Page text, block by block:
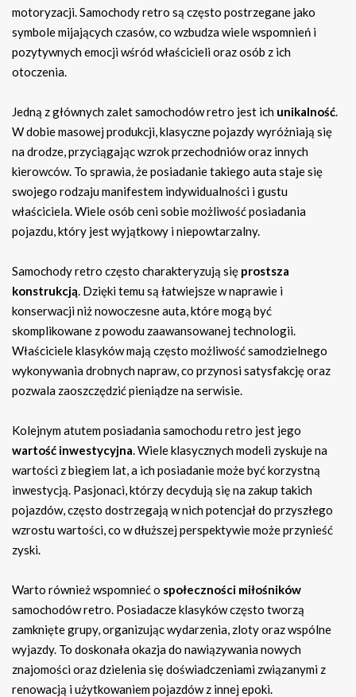
motoryzacji. Samochody retro są często postrzegane jako
symbole mijających czasów, co wzbudza wiele wspomnień i
pozytywnych emocji wśród właścicieli oraz osób z ich
otoczenia.
Jedną z głównych zalet samochodów retro jest ich unikalność.
W dobie masowej produkcji, klasyczne pojazdy wyróżniają się
na drodze, przyciągając wzrok przechodniów oraz innych
kierowców. To sprawia, że posiadanie takiego auta staje się
swojego rodzaju manifestem indywidualności i gustu
właściciela. Wiele osób ceni sobie możliwość posiadania
pojazdu, który jest wyjątkowy i niepowtarzalny.
Samochody retro często charakteryzują się prostsza
konstrukcją. Dzięki temu są łatwiejsze w naprawie i
konserwacji niż nowoczesne auta, które mogą być
skomplikowane z powodu zaawansowanej technologii.
Właściciele klasyków mają często możliwość samodzielnego
wykonywania drobnych napraw, co przynosi satysfakcję oraz
pozwala zaoszczędzić pieniądze na serwisie.
Kolejnym atutem posiadania samochodu retro jest jego
wartość inwestycyjna. Wiele klasycznych modeli zyskuje na
wartości z biegiem lat, a ich posiadanie może być korzystną
inwestycją. Pasjonaci, którzy decydują się na zakup takich
pojazdów, często dostrzegają w nich potencjał do przyszłego
wzrostu wartości, co w dłuższej perspektywie może przynieść
zyski.
Warto również wspomnieć o społeczności miłośników
samochodów retro. Posiadacze klasyków często tworzą
zamknięte grupy, organizując wydarzenia, zloty oraz wspólne
wyjazdy. To doskonała okazja do nawiązywania nowych
znajomości oraz dzielenia się doświadczeniami związanymi z
renowacją i użytkowaniem pojazdów z innej epoki.